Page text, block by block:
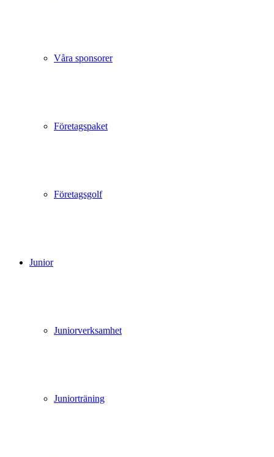
Våra sponsorer
Företagspaket
Företagsgolf
Junior
Juniorverksamhet
Juniorträning